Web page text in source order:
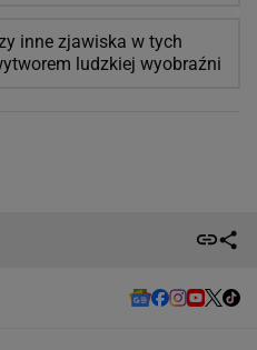
inne zjawiska w tych
ludzkiej wyobraźni